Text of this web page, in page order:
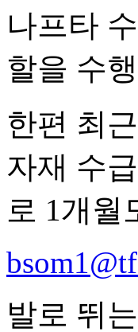
나프타
할을 수
한편 최
자재 수
로 1개월
발로 뛰